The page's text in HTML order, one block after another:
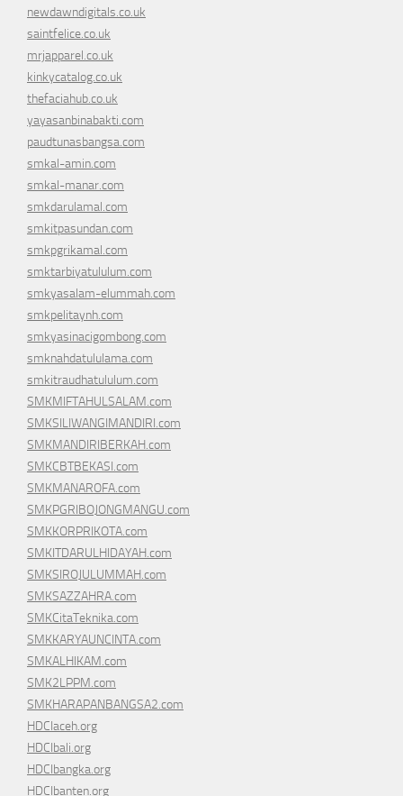
newdawndigitals.co.uk
saintfelice.co.uk
mrjapparel.co.uk
kinkycatalog.co.uk
thefaciahub.co.uk
yayasanbinabakti.com
paudtunasbangsa.com
smkal-amin.com
smkal-manar.com
smkdarulamal.com
smkitpasundan.com
smkpgrikamal.com
smktarbiyatululum.com
smkyasalam-elummah.com
smkpelitaynh.com
smkyasinacigombong.com
smknahdatululama.com
smkitraudhatululum.com
SMKMIFTAHULSALAM.com
SMKSILIWANGIMANDIRI.com
SMKMANDIRIBERKAH.com
SMKCBTBEKASI.com
SMKMANAROFA.com
SMKPGRIBOJONGMANGU.com
SMKKORPRIKOTA.com
SMKITDARULHIDAYAH.com
SMKSIROJULUMMAH.com
SMKSAZZAHRA.com
SMKCitaTeknika.com
SMKKARYAUNCINTA.com
SMKALHIKAM.com
SMK2LPPM.com
SMKHARAPANBANGSA2.com
HDCIaceh.org
HDCIbali.org
HDCIbangka.org
HDCIbanten.org